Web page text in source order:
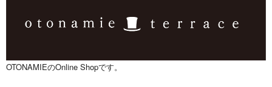
OTONAMIEのOnline Shopです。